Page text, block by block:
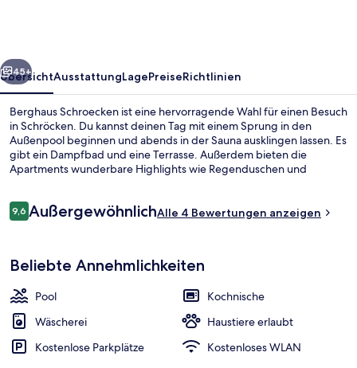
Weiter
45+
ÜbersichtAusstattungLagePreiseRichtlinien
Berghaus Schroecken ist eine hervorragende Wahl für einen Besuch
in Schröcken. Du kannst deinen Tag mit einem Sprung in den
Außenpool beginnen und abends in der Sauna ausklingen lassen. Es
gibt ein Dampfbad und eine Terrasse. Außerdem bieten die
Apartments wunderbare Highlights wie Regenduschen und
Bewertungen
9,69,6 von 10.
AußergewöhnlichAlle 4 Bewertungen anzeigen
Beliebte Annehmlichkeiten
Pool
Kochnische
Wäscherei
Haustiere erlaubt
Kostenlose Parkplätze
Kostenloses WLAN